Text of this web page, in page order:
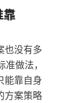
靠
也没有多
做法，
能靠自身
方案策略